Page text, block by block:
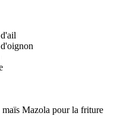
Mazola pour la friture